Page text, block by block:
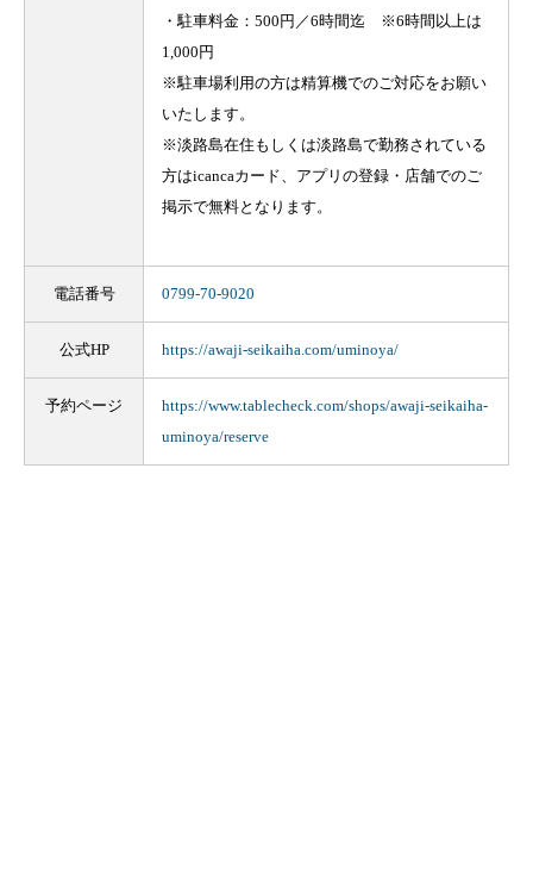
・駐車料金：500円／6時間迄 ※6時間以上は
1,000円
※駐車場利用の方は精算機でのご対応をお願い
いたします。
※淡路島在住もしくは淡路島で勤務されている
方はicancaカード、アプリの登録・店舗でのご
掲示で無料となります。
電話番号 0799-70-9020
公式HP https://awaji-seikaiha.com/uminoya/
予約ページ
https://www.tablecheck.com/shops/awaji-seikaiha-
uminoya/reserve